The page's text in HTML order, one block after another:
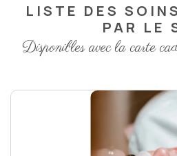
LISTE DES
PAR LE
Disponibles avec la carte